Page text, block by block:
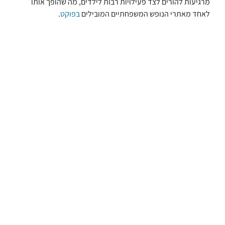
לאחד מאתרי הנופש המשפחתיים המוביליםבפוקט.